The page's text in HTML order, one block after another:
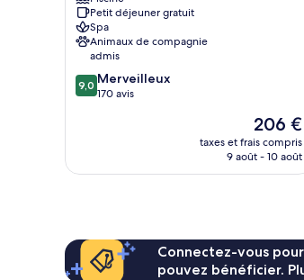
Petit déjeuner gratuit
Spa
Animaux de compagnie
admis
9.0
sur
9,0 Merveilleux
170 avis
Le
nouveau
prix
206 €
taxes et frais compris
9 août - 10 août
Connectez-vous
pouvez bénéficier.